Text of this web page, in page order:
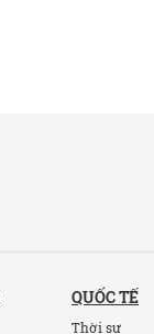
QUỐC TẾ
Thời sự